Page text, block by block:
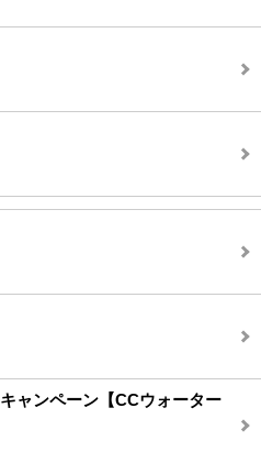
ャンペーン【CCウォーター